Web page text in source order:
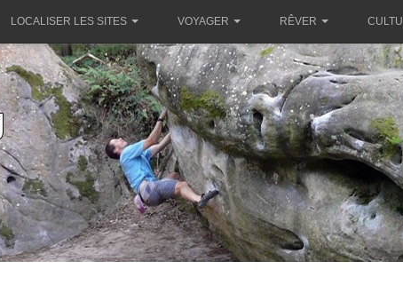
LOCALISER LES SITES VOYAGER RÊVER